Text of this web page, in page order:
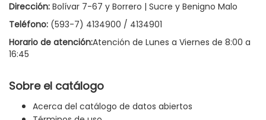
Dirección: Bolívar 7-67 y Borrero | Sucre y Benigno Malo
Teléfono: (593-7) 4134900 / 4134901
Horario de atención:Atención de Lunes a Viernes de 8:00 a
16:45
Sobre el catálogo
Acerca del catálogo de datos abiertos